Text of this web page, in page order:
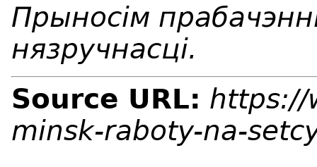
Прыносім
нязручнасці.
Source URL: https://
minsk-raboty-na-